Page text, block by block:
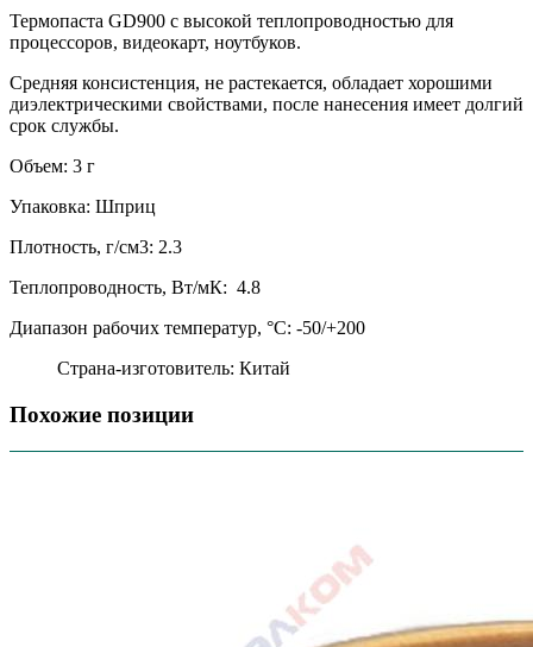
Термопаста GD900 с высокой теплопроводностью для
процессоров, видеокарт, ноутбуков.
Средняя консистенция, не растекается, обладает хорошими
диэлектрическими свойствами, после нанесения имеет долгий
срок службы.
Объем: 3 г
Упаковка: Шприц
Плотность, г/см3: 2.3
Теплопроводность, Вт/мК: 4.8
Диапазон рабочих температур, °С: -50/+200
Страна-изготовитель: Китай
Похожие позиции